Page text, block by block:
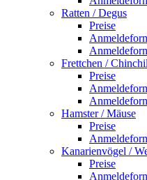
Ratten / Degus
Preise
Frettchen /
Preise
Hamster / Mäuse
Preise
Kanarienvögel /
Preise